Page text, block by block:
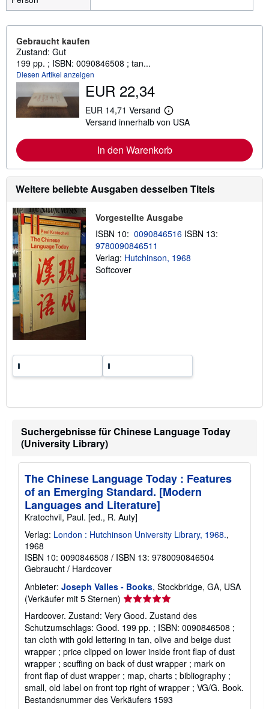
Gebraucht kaufen
Zustand: Gut
199 pp. ; ISBN: 0090846508 ; tan...
Diesen Artikel anzeigen
EUR 22,34
EUR 14,71 Versand
W
e
t
e
e
I
n
f
m
a
t
o
n
k
Versand innerhalb von USA
In den Warenkorb
Weitere beliebte Ausgaben desselben Titels
Vorgestellte Ausgabe
ISBN 10: 0090846516 ISBN 13:
9780090846511
Verlag: Hutchinson, 1968
Softcover
Suchergebnisse für Chinese Language Today
(University Library)
The Chinese Language Today : Features
of an Emerging Standard. [Modern
Languages and Literature]
Kratochvil, Paul. [ed., R. Auty]
Verlag: London : Hutchinson University Library, 1968.,
1968
ISBN 10: 0090846508 / ISBN 13: 9780090846504
Gebraucht / Hardcover
Anbieter: Joseph Valles - Books, Stockbridge, GA, USA
(Verkäufer mit 5 Sternen) Verkäuferbewertung
5
von
5
Sternen
Hardcover. Zustand: Very Good. Zustand des
Schutzumschlags: Good. 199 pp. ; ISBN: 0090846508 ;
tan cloth with gold lettering in tan, olive and beige dust
wrapper ; price clipped on lower inside front flap of dust
wrapper ; scuffing on back of dust wrapper ; mark on
front flap of dust wrapper ; map, charts ; bibliography ;
small, old label on front top right of wrapper ; VG/G. Book.
Bestandsnummer des Verkäufers 1593